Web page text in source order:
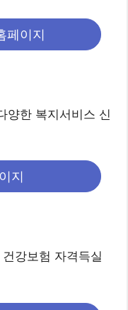
페이지
양한 복지서비스 신
지
강보험 자격득실